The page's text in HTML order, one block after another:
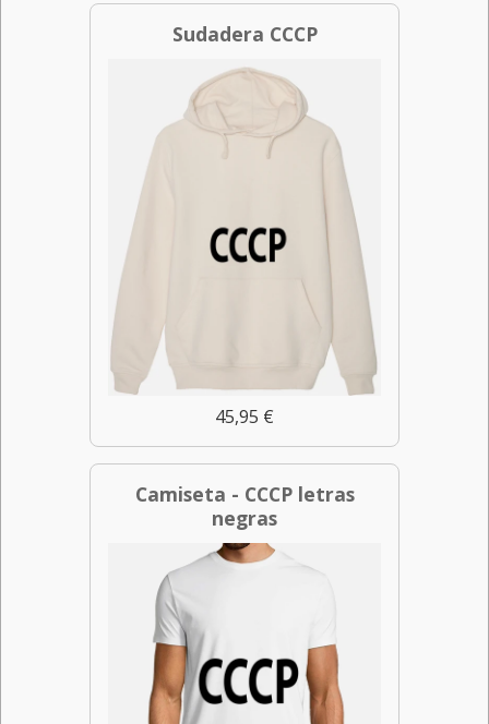
Sudadera CCCP
45,95 €
Camiseta - CCCP letras
negras